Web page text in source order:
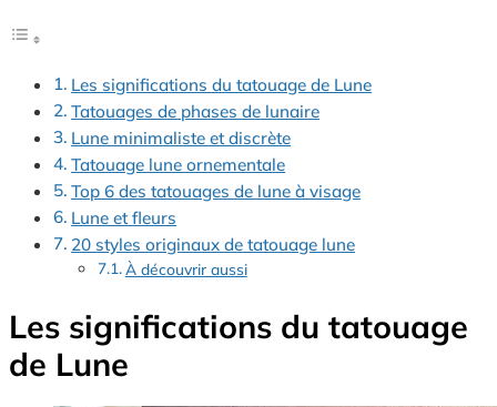
Les significations du tatouage de Lune
Tatouages de phases de lunaire
Lune minimaliste et discrète
Tatouage lune ornementale
Top 6 des tatouages de lune à visage
Lune et fleurs
20 styles originaux de tatouage lune
À découvrir aussi
Les significations du tatouage
de Lune